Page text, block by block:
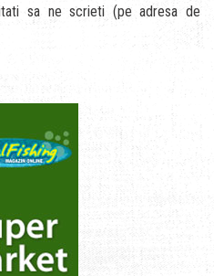
sa ne scrieti (pe adresa de